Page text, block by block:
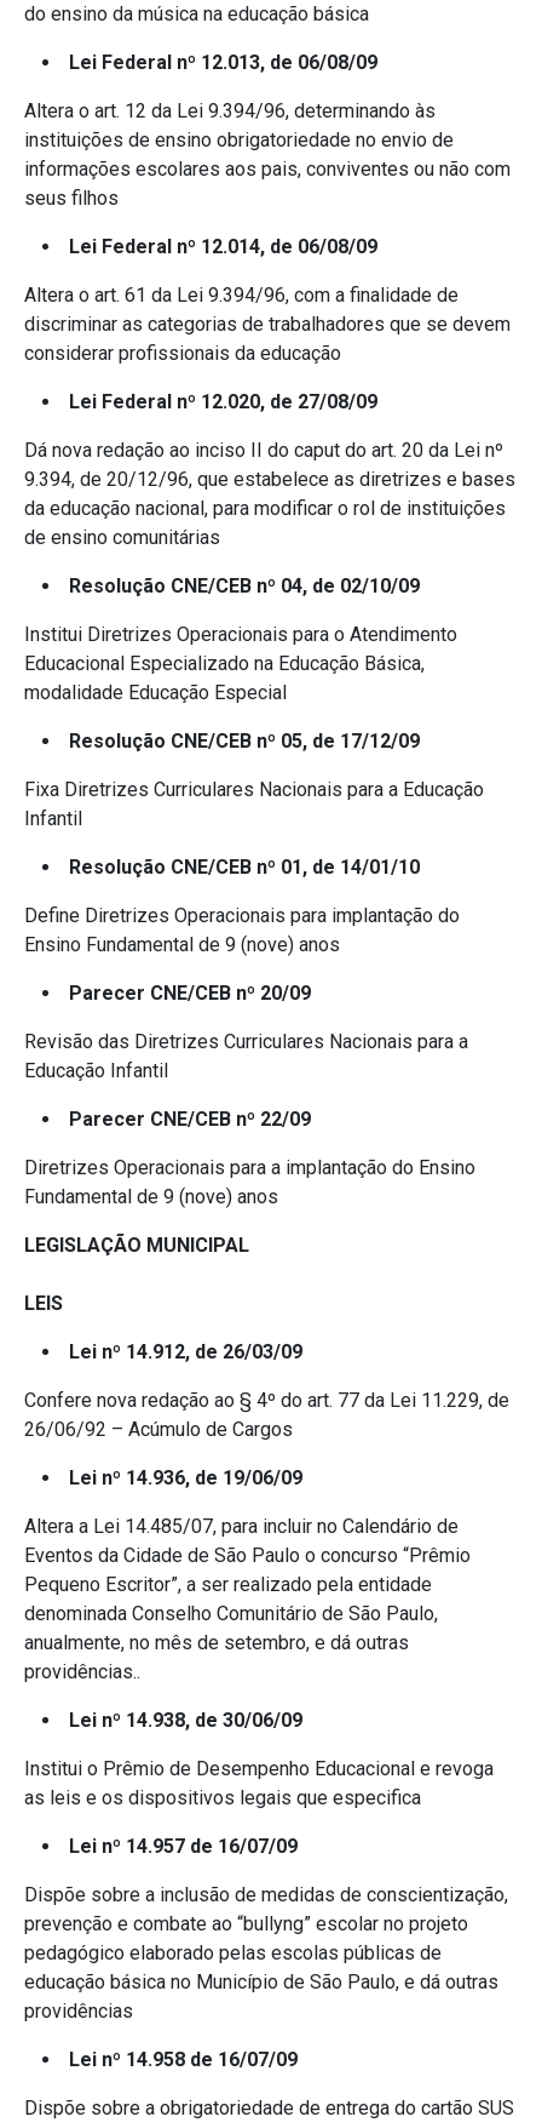
do ensino da música na educação básica
Lei Federal nº 12.013, de 06/08/09
Altera o art. 12 da Lei 9.394/96, determinando às
instituições de ensino obrigatoriedade no envio de
informações escolares aos pais, conviventes ou não com
seus filhos
Lei Federal nº 12.014, de 06/08/09
Altera o art. 61 da Lei 9.394/96, com a finalidade de
discriminar as categorias de trabalhadores que se devem
considerar profissionais da educação
Lei Federal nº 12.020, de 27/08/09
Dá nova redação ao inciso II do caput do art. 20 da Lei nº
9.394, de 20/12/96, que estabelece as diretrizes e bases
da educação nacional, para modificar o rol de instituições
de ensino comunitárias
Resolução CNE/CEB nº 04, de 02/10/09
Institui Diretrizes Operacionais para o Atendimento
Educacional Especializado na Educação Básica,
modalidade Educação Especial
Resolução CNE/CEB nº 05, de 17/12/09
Fixa Diretrizes Curriculares Nacionais para a Educação
Infantil
Resolução CNE/CEB nº 01, de 14/01/10
Define Diretrizes Operacionais para implantação do
Ensino Fundamental de 9 (nove) anos
Parecer CNE/CEB nº 20/09
Revisão das Diretrizes Curriculares Nacionais para a
Educação Infantil
Parecer CNE/CEB nº 22/09
Diretrizes Operacionais para a implantação do Ensino
Fundamental de 9 (nove) anos
LEGISLAÇÃO MUNICIPAL
LEIS
Lei nº 14.912, de 26/03/09
Confere nova redação ao § 4º do art. 77 da Lei 11.229, de
26/06/92 – Acúmulo de Cargos
Lei nº 14.936, de 19/06/09
Altera a Lei 14.485/07, para incluir no Calendário de
Eventos da Cidade de São Paulo o concurso “Prêmio
Pequeno Escritor”, a ser realizado pela entidade
denominada Conselho Comunitário de São Paulo,
anualmente, no mês de setembro, e dá outras
providências..
Lei nº 14.938, de 30/06/09
Institui o Prêmio de Desempenho Educacional e revoga
as leis e os dispositivos legais que especifica
Lei nº 14.957 de 16/07/09
Dispõe sobre a inclusão de medidas de conscientização,
prevenção e combate ao “bullyng” escolar no projeto
pedagógico elaborado pelas escolas públicas de
educação básica no Município de São Paulo, e dá outras
providências
Lei nº 14.958 de 16/07/09
Dispõe sobre a obrigatoriedade de entrega do cartão SUS